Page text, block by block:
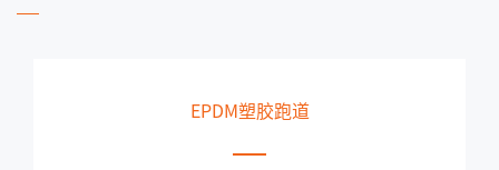
EPDM塑胶跑道